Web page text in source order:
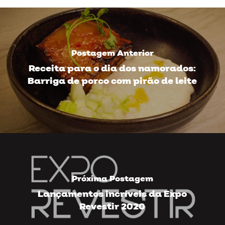
Postagem Anterior
Receita para o dia dos namorados:
Barriga de porco com pirão de leite
Próxima Postagem
Lançamentos incríveis da Expo
Revestir 2020